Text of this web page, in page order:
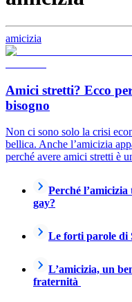
amicizia
Amici stretti? Ecco
bisogno
Non ci sono solo la crisi
bellica. Anche l’amicizia
perché avere amici stretti è
Perché
gay?
Le forti parole di
L’amicizia, un
fraternità